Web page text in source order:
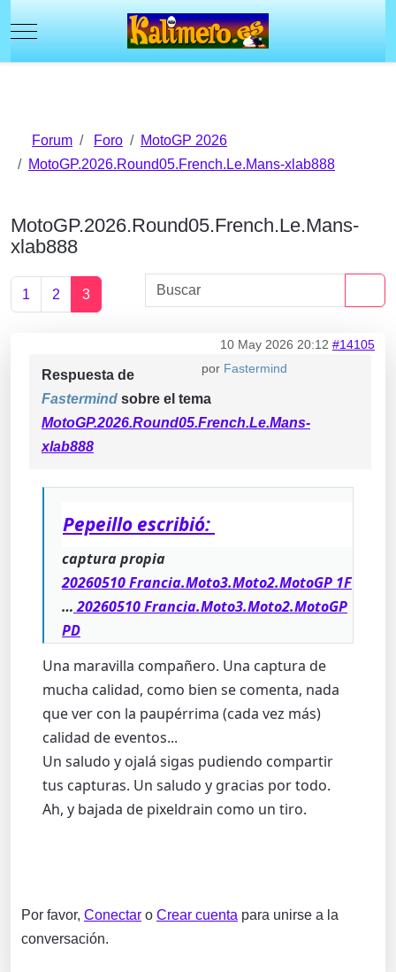
Mobile Menu Toggle
Forum Foro
MotoGP 2026
MotoGP.2026.Round05.French.Le.Mans-xlab888
MotoGP.2026.Round05.French.Le.Mans-
xlab888
1 2 3
10 May 2026 20:12 #14105
por Fastermind
Respuesta de
Fastermind sobre el tema
MotoGP.2026.Round05.French.Le.Mans-
xlab888
Pepeillo escribió:
captura propia
20260510 Francia.Moto3.Moto2.MotoGP 1F
…20260510 Francia.Moto3.Moto2.MotoGP
PD
Una maravilla compañero. Una captura de
mucha calidad, como bien se comenta, nada
que ver con la paupérrima (cada vez más)
calidad de eventos...
Un saludo y ojalá sigas pudiendo compartir
tus capturas. Un saludo y gracias por todo.
Ah, y bajada de pixeldrain como un tiro.
Por favor, Conectar o Crear cuenta para unirse a la
conversación.